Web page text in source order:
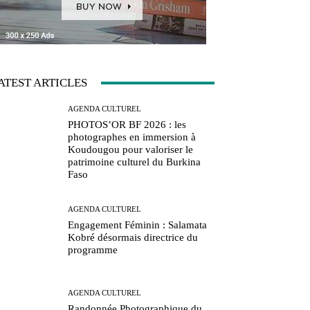
ARTICLES
AGENDA CULTUREL
PHOTOS’OR BF 2026 : les
photographes en immersion à
Koudougou pour valoriser le
patrimoine culturel du Burkina
Faso
AGENDA CULTUREL
Engagement Féminin : Salamata
Kobré désormais directrice du
programme
AGENDA CULTUREL